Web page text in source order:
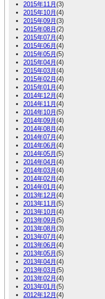
2015年11月 (3)
2015年10月 (4)
2015年09月 (3)
2015年08月 (2)
2015年07月 (4)
2015年06月 (4)
2015年05月 (5)
2015年04月 (4)
2015年03月 (4)
2015年02月 (4)
2015年01月 (4)
2014年12月 (4)
2014年11月 (4)
2014年10月 (5)
2014年09月 (4)
2014年08月 (4)
2014年07月 (4)
2014年06月 (4)
2014年05月 (5)
2014年04月 (4)
2014年03月 (4)
2014年02月 (4)
2014年01月 (4)
2013年12月 (4)
2013年11月 (5)
2013年10月 (4)
2013年09月 (5)
2013年08月 (3)
2013年07月 (4)
2013年06月 (4)
2013年05月 (5)
2013年04月 (4)
2013年03月 (5)
2013年02月 (4)
2013年01月 (5)
2012年12月 (4)